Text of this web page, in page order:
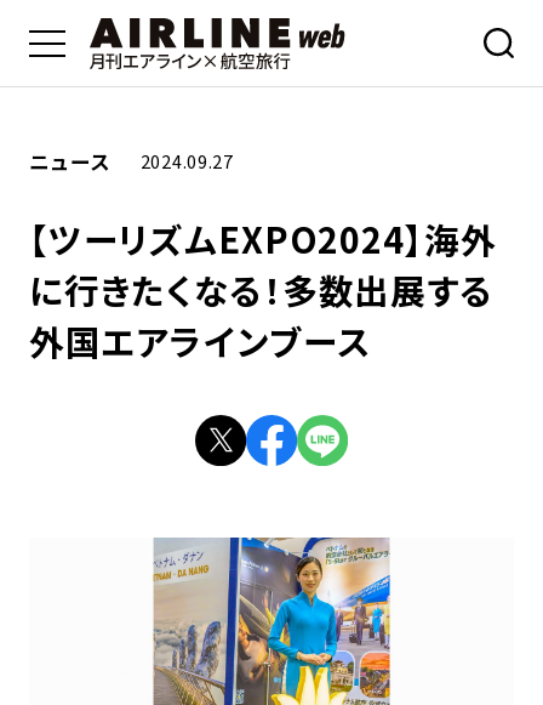
ニュース 2024.09.27
【ツーリズムEXPO2024】海外
に行きたくなる！多数出展する
外国エアラインブース